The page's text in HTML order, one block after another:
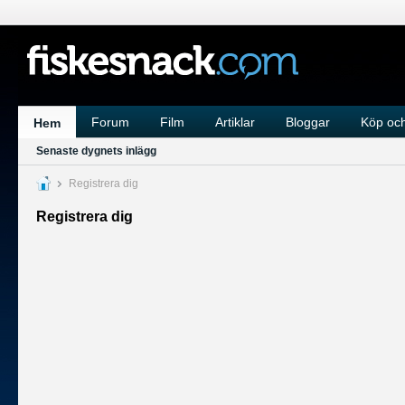
Hem Forum Film Artiklar Bloggar Köp
Senaste dygnets inlägg
Registrera dig
Registrera dig